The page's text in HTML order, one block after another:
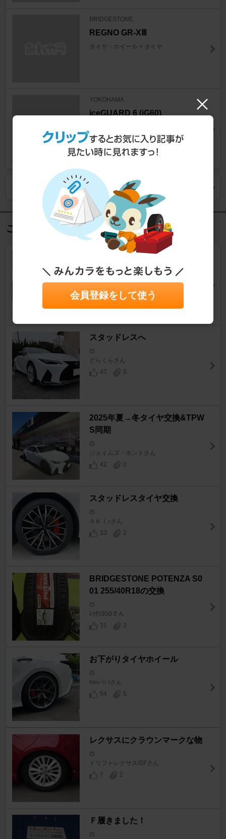
BRIDGESTONE
REGNO GR-XⅢ
タイヤ・ホイール > タイヤ
YOKOHAMA
iceGUARD 6 (iG60)
人気商品をもっと見る
この記事を見た人におすすめ
IS
45
スタッドレスへ
IS
どらくらさん
47
0
2025年夏→冬タイヤ交換&TPW
S同期
IS
ジェイムズ・ホントさん
42
0
スタッドレスタイヤ交換
IS
ＡＫＩ♪さん
33
2
BRIDGESTONE POTENZA S0
01 255/40R18の交換
IS
ﾚｸｻｽ350さん
31
3
お下がりタイヤホイール
IS
heiパパさん
54
5
レクサスにクラウンマークな物
IS
ドリフトレクサスISFさん
7
2
Ｆ履きました！
IS
会員登録をして使う